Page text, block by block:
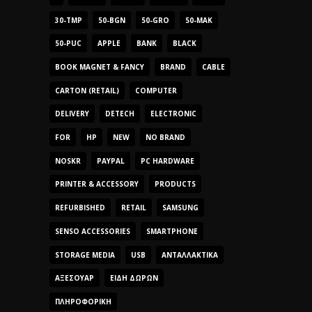
30-TMP 50-BGN 50-GRO 50-MAK
50-PUC APPLE BANK BLACK
BOOK MAGNET & FANCY BRAND CABLE
CARTON (RETAIL) COMPUTER
DELIVERY DETECH ELECTRONIC
FOR HP NEW NO BRAND
NOSKR PAYPAL PC HARDWARE
PRINTER & ACCESSORY PRODUCTS
REFURBISHED RETAIL SAMSUNG
SENSO ACCESSORIES SMARTPHONE
STORAGE MEDIA USB ΑΝΤΑΛΛΑΚΤΙΚΆ
ΑΞΕΣΟΥΆΡ ΕΊΔΗ ΔΏΡΩΝ
ΠΛΗΡΟΦΟΡΙΚΉ